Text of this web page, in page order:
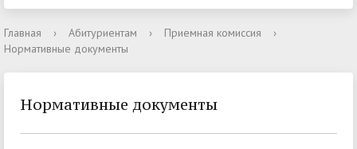
Главная › Абитуриентам › Приемная комиссия
›
Нормативные документы
Нормативные документы